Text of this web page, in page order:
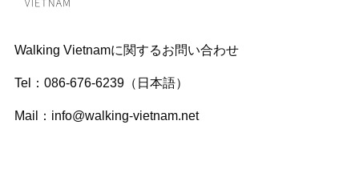
Walking Vietnamに関するお問い合わせ
Tel：086-676-6239（日本語）
Mail： info@walking-vietnam.net